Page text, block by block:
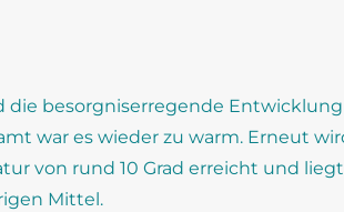
die besorgniserregende Entwicklung
war es wieder zu warm. Erneut
von rund 10 Grad erreicht und liegt
Mittel.